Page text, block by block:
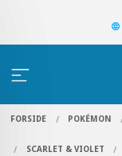
FORSIDE POKÉMON
SCARLET & VIOLET